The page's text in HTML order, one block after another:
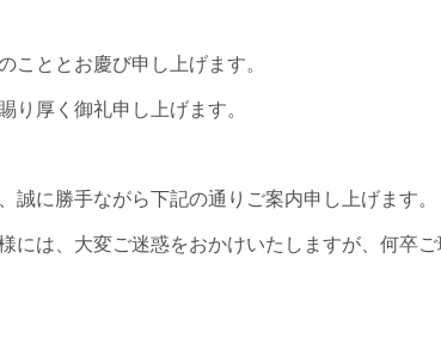
ととお慶び申し上げます。
り厚く御礼申し上げます。
誠に勝手ながら下記の通りご案内申し上げます。
には、大変ご迷惑をおかけいたしますが、何卒